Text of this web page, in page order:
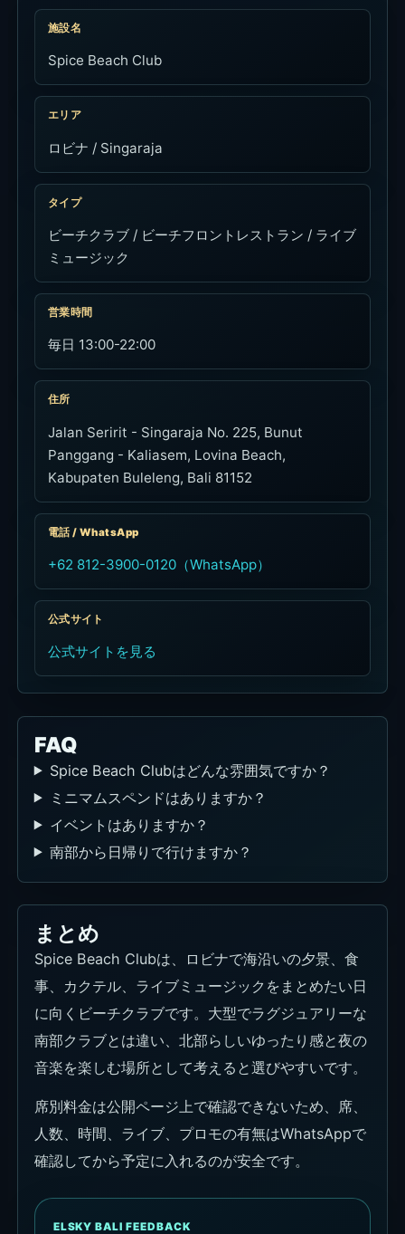
施設名
Spice Beach Club
エリア
ロビナ / Singaraja
タイプ
ビーチクラブ / ビーチフロントレストラン / ライブ
ミュージック
営業時間
毎日 13:00-22:00
住所
Jalan Seririt - Singaraja No. 225, Bunut
Panggang - Kaliasem, Lovina Beach,
Kabupaten Buleleng, Bali 81152
電話 / WhatsApp
+62 812-3900-0120（WhatsApp）
公式サイト
公式サイトを見る
FAQ
Spice Beach Clubはどんな雰囲気ですか？
ミニマムスペンドはありますか？
イベントはありますか？
南部から日帰りで行けますか？
まとめ
Spice Beach Clubは、ロビナで海沿いの夕景、食
事、カクテル、ライブミュージックをまとめたい日
に向くビーチクラブです。大型でラグジュアリーな
南部クラブとは違い、北部らしいゆったり感と夜の
音楽を楽しむ場所として考えると選びやすいです。
席別料金は公開ページ上で確認できないため、席、
人数、時間、ライブ、プロモの有無はWhatsAppで
確認してから予定に入れるのが安全です。
ELSKY BALI FEEDBACK